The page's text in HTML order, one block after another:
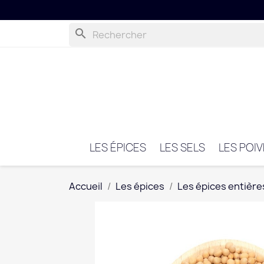
search
LES ÉPICES LES SELS LES
Accueil Les épices Les épices